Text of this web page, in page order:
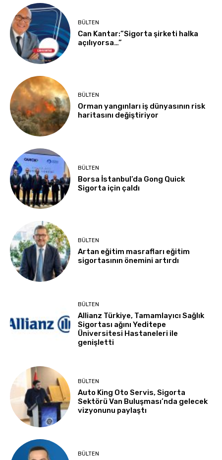
BÜLTEN
Can Kantar:”Sigorta şirketi halka
açılıyorsa…”
BÜLTEN
Orman yangınları iş dünyasının risk
haritasını değiştiriyor
BÜLTEN
Borsa İstanbul’da Gong Quick
Sigorta için çaldı
BÜLTEN
Artan eğitim masrafları eğitim
sigortasının önemini artırdı
BÜLTEN
Allianz Türkiye, Tamamlayıcı Sağlık
Sigortası ağını Yeditepe
Üniversitesi Hastaneleri ile
genişletti
BÜLTEN
Auto King Oto Servis, Sigorta
Sektörü Van Buluşması’nda gelecek
vizyonunu paylaştı
BÜLTEN